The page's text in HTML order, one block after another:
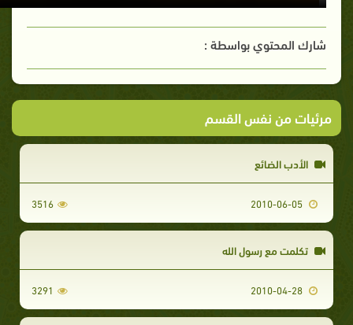
شارك المحتوي بواسطة :
مرئيات من نفس القسم
الأدب الضائع
3516
تكلمت مع رسول الله
3291